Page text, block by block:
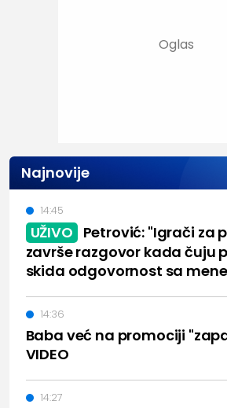
Najnovije
UŽIVO Petrović: "Igrači za
završe razgovor kada čuju
skida odgovornost sa
14:45
Baba već na promociji
VIDEO
14:36
14:27